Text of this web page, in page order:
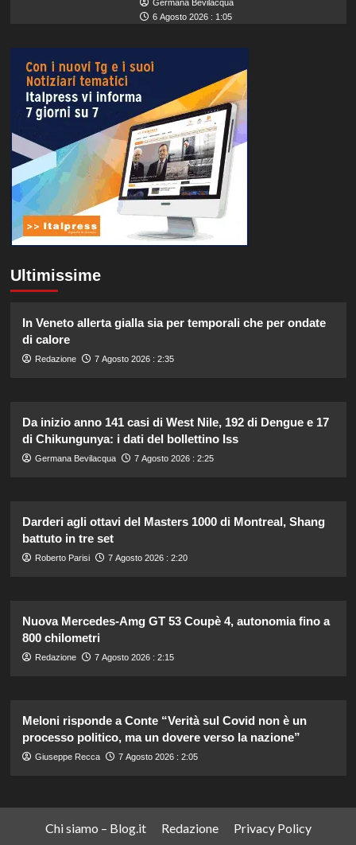
Germana Bevilacqua
6 Agosto 2026 : 1:05
Ultimissime
In Veneto allerta gialla sia per temporali che per ondate
di calore
Redazione 7 Agosto 2026 : 2:35
Da inizio anno 141 casi di West Nile, 192 di Dengue e 17
di Chikungunya: i dati del bollettino Iss
Germana Bevilacqua 7 Agosto 2026 : 2:25
Darderi agli ottavi del Masters 1000 di Montreal, Shang
battuto in tre set
Roberto Parisi 7 Agosto 2026 : 2:20
Nuova Mercedes-Amg GT 53 Coupè 4, autonomia fino a
800 chilometri
Redazione 7 Agosto 2026 : 2:15
Meloni risponde a Conte “Verità sul Covid non è un
processo politico, ma un dovere verso la nazione”
Giuseppe Recca 7 Agosto 2026 : 2:05
Chi siamo – Blog.it Redazione Privacy Policy